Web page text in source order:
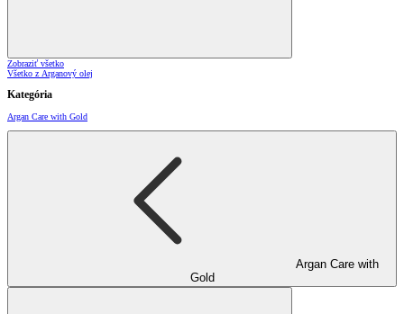
Zobraziť všetko
Všetko z Arganový olej
Kategória
Argan Care with Gold
Argan Care with
Gold